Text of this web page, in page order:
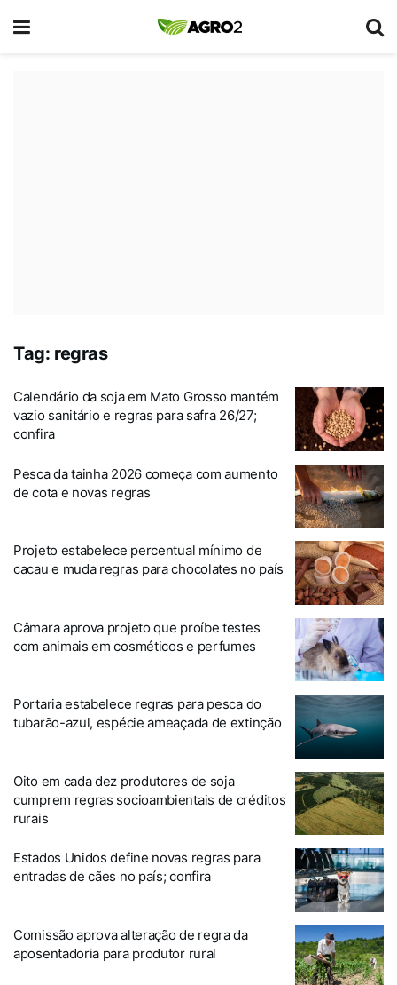
Tag: regras
Calendário da soja em Mato Grosso mantém
vazio sanitário e regras para safra 26/27;
confira
Pesca da tainha 2026 começa com aumento
de cota e novas regras
Projeto estabelece percentual mínimo de
cacau e muda regras para chocolates no país
Câmara aprova projeto que proíbe testes
com animais em cosméticos e perfumes
Portaria estabelece regras para pesca do
tubarão-azul, espécie ameaçada de extinção
Oito em cada dez produtores de soja
cumprem regras socioambientais de créditos
rurais
Estados Unidos define novas regras para
entradas de cães no país; confira
Comissão aprova alteração de regra da
aposentadoria para produtor rural